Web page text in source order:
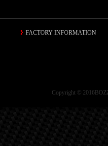
FACTORY INFORMATION
Copyright ©